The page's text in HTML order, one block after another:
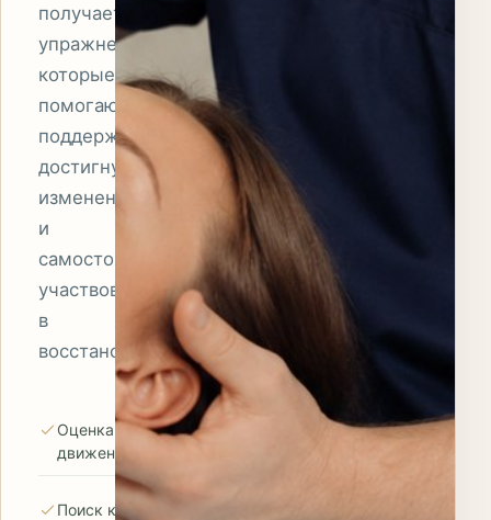
получает
упражнения,
которые
помогают
поддерживать
достигнутые
изменения
и
самостоятельно
участвовать
в
восстановлении.
Оценка осанки и
движения
Поиск ключевых